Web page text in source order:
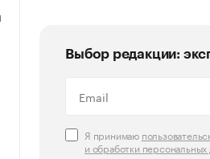
Выбор редакции:
Я принимаю
и обработки персональных